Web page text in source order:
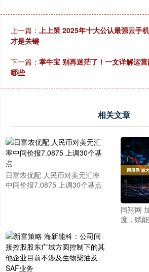
上一篇： 上上策 2025年十大公认最强云手
才是关键
下一篇： 掌牛宝 别再迷茫了！一文详解运
哪些
相关文章
日富农优配 人民币对美元汇率
中间价报7.0875 上调30个基点
同翔网
度，赋